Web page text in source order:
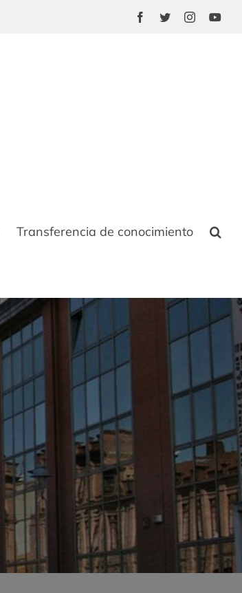
Facebook
TwitterInstagram
Transferencia de conocimiento